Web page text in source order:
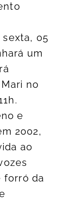
05
um
no
e
2002,
ao
forró da